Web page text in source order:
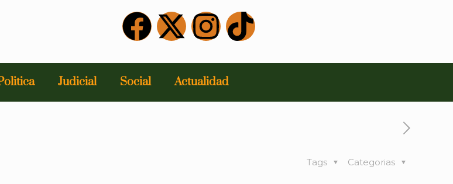
Judicial Social Actualidad
Categorias
Tags